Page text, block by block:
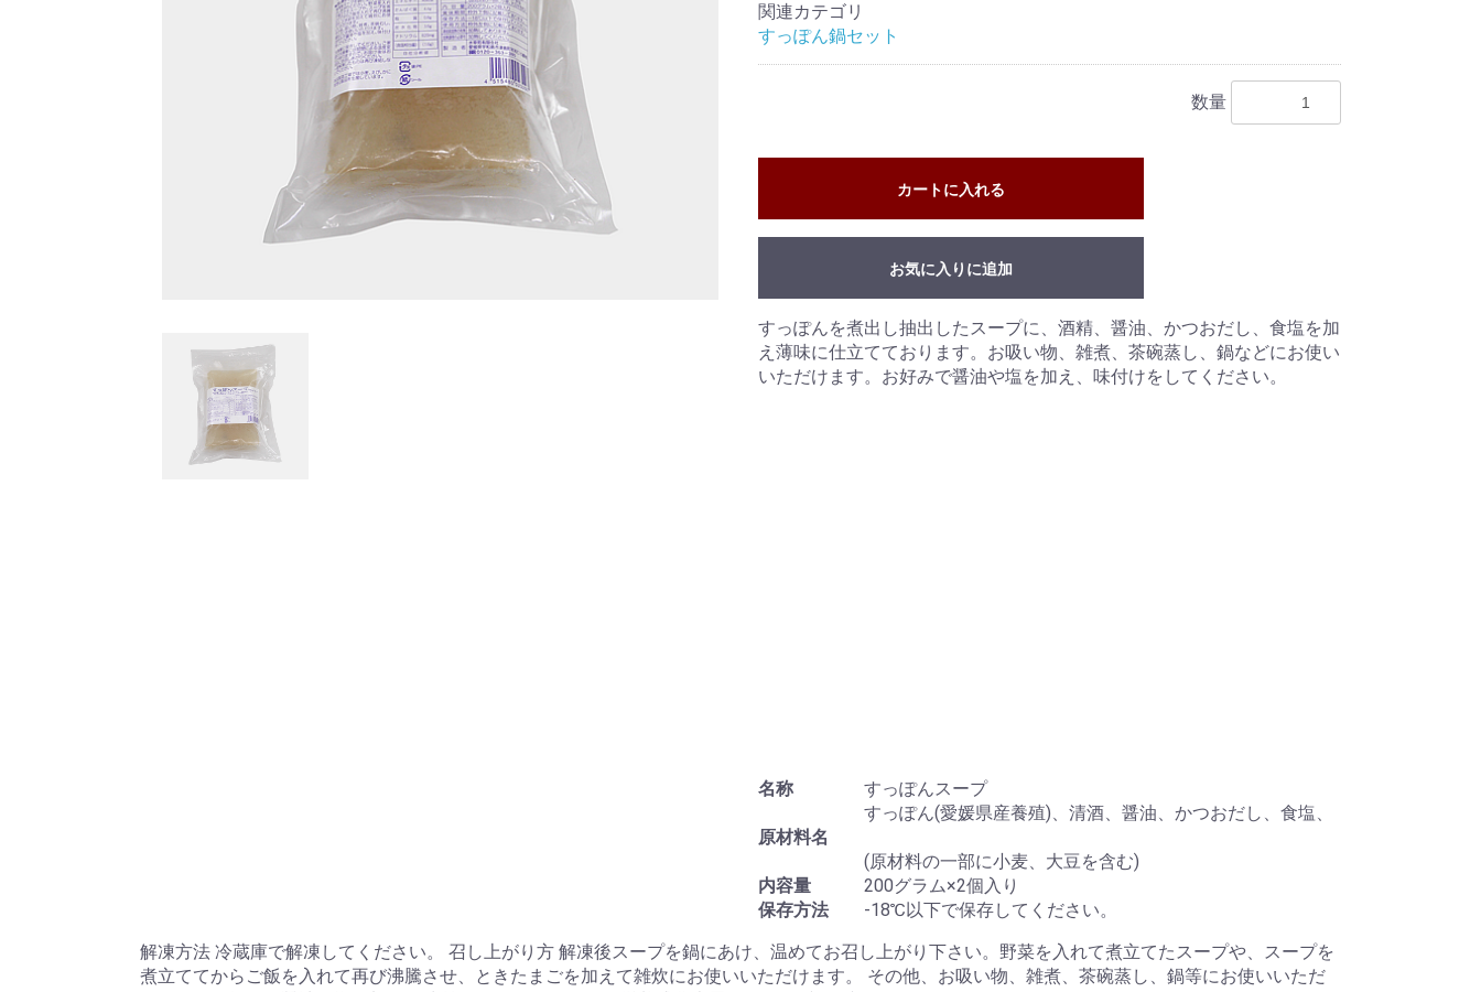
関連カテゴリ
すっぽん鍋セット
数量
カートに入れる
お気に入りに追加
すっぽんを煮出し抽出したスープに、酒精、醤油、かつおだし、食塩を加
え薄味に仕立てております。お吸い物、雑煮、茶碗蒸し、鍋などにお使い
いただけます。お好みで醤油や塩を加え、味付けをしてください。
名称 すっぽんスープ
原材料名
すっぽん(愛媛県産養殖)、清酒、醤油、かつおだし、食塩、
(原材料の一部に小麦、大豆を含む)
内容量
200グラム×2個入り
保存方法
-18℃以下で保存してください。
解凍方法 冷蔵庫で解凍してください。 召し上がり方 解凍後スープを鍋にあけ、温めてお召し上がり下さい。野菜を入れて煮立てたスープや、スープを
煮立ててからご飯を入れて再び沸騰させ、ときたまごを加えて雑炊にお使いいただけます。 その他、お吸い物、雑煮、茶碗蒸し、鍋等にお使いいただ